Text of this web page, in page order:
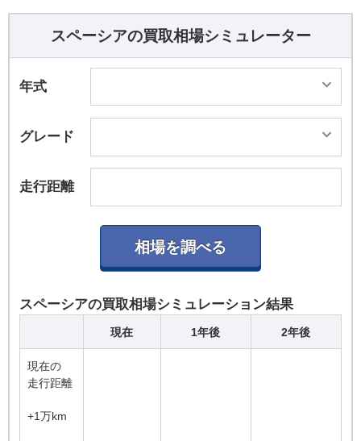
スペーシアの買取相場シミュレーター
年式
グレード
走行距離
スペーシアの買取相場シミュレーション結果
現在 1年後 2年後
現在の
走行距離
+1万km